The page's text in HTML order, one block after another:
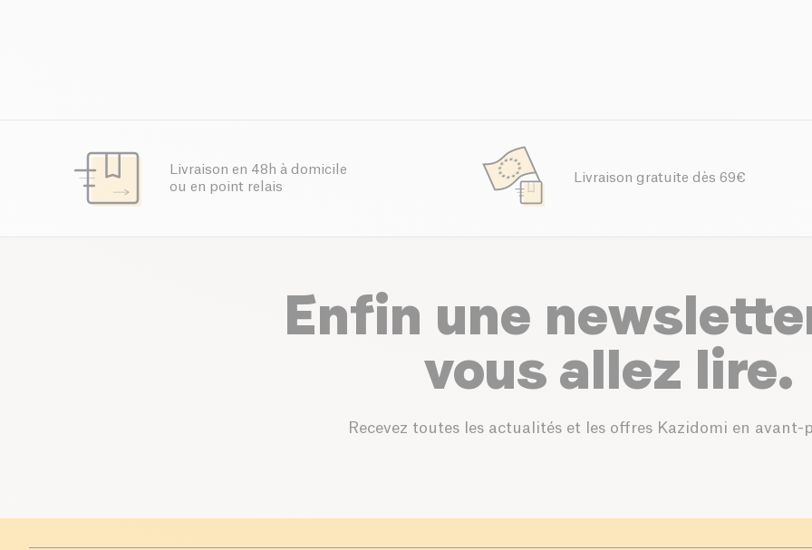
Livraison en 48h à domicile
ou en point relais
Livraison gratuite dès 69€
Enfin une
vous allez lire.
Recevez toutes les actualités et les offres Kazidomi en avant-